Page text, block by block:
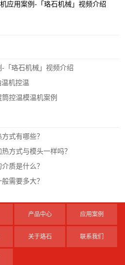
应用案例-「珞石机械」视频介绍
「珞石机械」视频介绍
机控温
控温模温机案例
式有哪些？
方式与模头一样吗？
质是什么？
需要多大？
产品中心 应用案例
关于珞石 联系我们